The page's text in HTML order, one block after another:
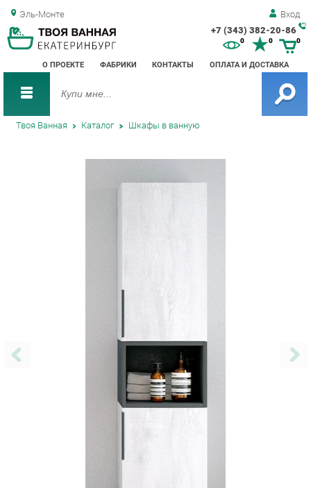
Эль-Монте Вход
+7 (343) 382-20-86
О ПРОЕКТЕ ФАБРИКИ КОНТАКТЫ ОПЛАТА И ДОСТАВКА
0 0
Твоя Ванная Каталог Шкафы в ванную